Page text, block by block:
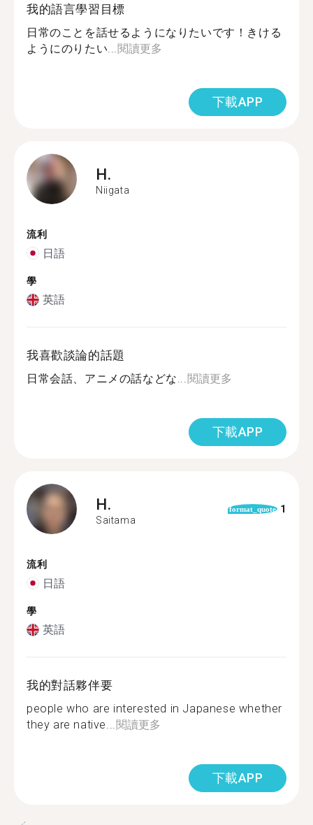
我的語言學習目標
日常のことを話せるようになりたいです！きける
ようにのりたい...閱讀更多
下載APP
H.
Niigata
流利
日語
學
英語
我喜歡談論的話題
日常会話、アニメの話などな...閱讀更多
下載APP
H.
Saitama
format_quote 1
流利
日語
學
英語
我的對話夥伴要
people who are interested in Japanese whether
they are native...閱讀更多
下載APP